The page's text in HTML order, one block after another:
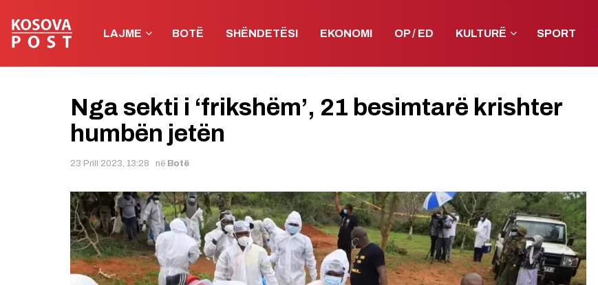
LAJME BOTË SHËNDETËSI EKONOMI OP / ED KULTURË SPORT
Nga sekti i ‘frikshëm’, 21 besimtarë krishter
humbën jetën
23 Prill 2023, 13:28 në Botë